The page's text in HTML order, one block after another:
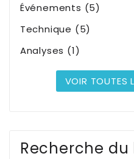
Événements (5)
Technique (5)
Analyses (1)
VOIR TOUTES
Recherche du